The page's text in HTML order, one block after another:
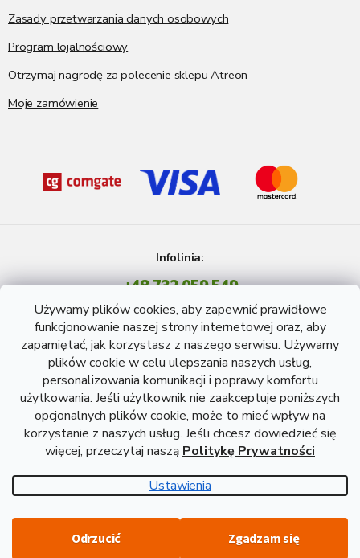
Używamy plików cookies, aby zapewnić prawidłowe
funkcjonowanie naszej strony internetowej oraz, aby
zapamiętać, jak korzystasz z naszego serwisu. Używamy
plików cookie w celu ulepszania naszych usług,
personalizowania komunikacji i poprawy komfortu
użytkowania. Jeśli użytkownik nie zaakceptuje poniższych
opcjonalnych plików cookie, może to mieć wpływ na
korzystanie z naszych usług. Jeśli chcesz dowiedzieć się
więcej, przeczytaj naszą Politykę Prywatności
Ustawienia
Odrzucić Zgadzam się
Zasady przetwarzania danych osobowych
Program lojalnościowy
Otrzymaj nagrodę za polecenie sklepu Atreon
Moje zamówienie
Infolinia:
+48 732 059 549
Pon - Pt: 8 - 15 godź.
info@atreon.pl
Opracował Shoptet